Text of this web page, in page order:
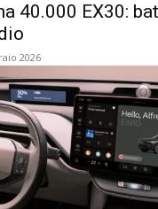
40.000 EX30:
2026